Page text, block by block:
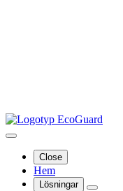
Close
Hem
Lösningar